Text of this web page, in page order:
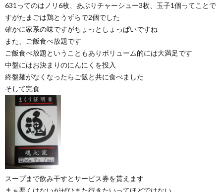
631ってのはノリ6枚、あぶりチャーシュー3枚、玉子1個ってことで
すがたまごは鶏とうずらで2個でした
確かに家系の味ですがちょっとしょっぱいですね
また、ご飯食べ放題です
ご飯食べ放題ということもありボリューム的には大満足です
中盤にはお決まりのにんにくを投入
終盤麺がなくなったらご飯と共に食べました
そして完食
スープまで飲み干すとサービス券を貰えます
まぁ悪くはないがぜひまた行きたいってほどではない